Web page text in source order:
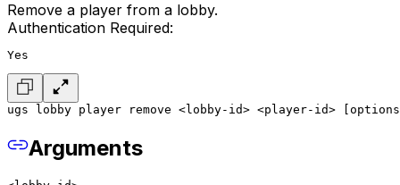
Remove a player from a lobby.
Authentication Required:
Yes
ugs lobby player remove <lobby-id> <player-id>
Arguments